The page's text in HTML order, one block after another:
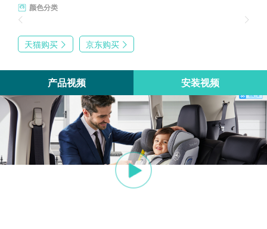
颜色分类
天猫购买 京东购买
产品视频 安装视频